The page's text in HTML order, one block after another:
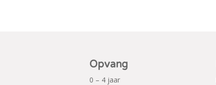
Opvang
0 – 4 jaar